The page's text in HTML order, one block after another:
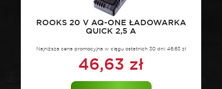
ROOKS 20 V AQ-ONE ŁADOWARKA
QUICK 2,5 A
Najniższa cena promocyjna w ciągu ostatnich 30 dni: 46,63 zł
46,63 zł